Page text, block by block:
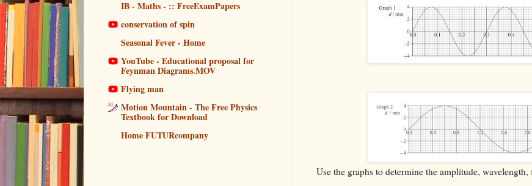
Use the graphs to determine the amplitude,
IB - Maths - :: FreeExamPapers
conservation of spin
Seasonal Fever - Home
YouTube - Educational proposal for
Feynman Diagrams.MOV
Flying man
Motion Mountain - The Free Physics
Textbook for Download
Home FUTURcompany